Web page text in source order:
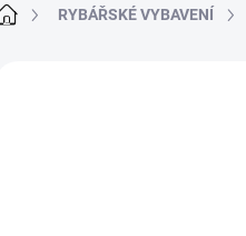
Domů RYBÁŘSKÉ VYBAVENÍ